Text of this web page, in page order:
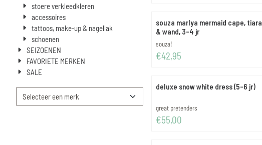
stoere verkleedkleren
accessoires
tattoos, make-up & nagellak
schoenen
SEIZOENEN
FAVORIETE MERKEN
SALE
souza marlya mermaid cape, tiara
& wand, 3-4 jr
Merk:
souza!
Prijs: 42,95
€42,95
deluxe snow white dress (5-6 jr)
Merk:
great pretenders
Prijs: 55,00
€55,00